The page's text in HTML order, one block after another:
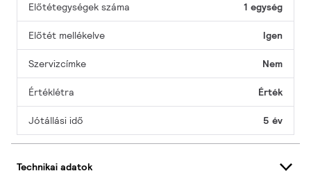
Előtétegységek száma 1 egység
Előtét mellékelve Igen
Szervizcímke Nem
Értéklétra Érték
Jótállási idő 5 év
Technikai adatok